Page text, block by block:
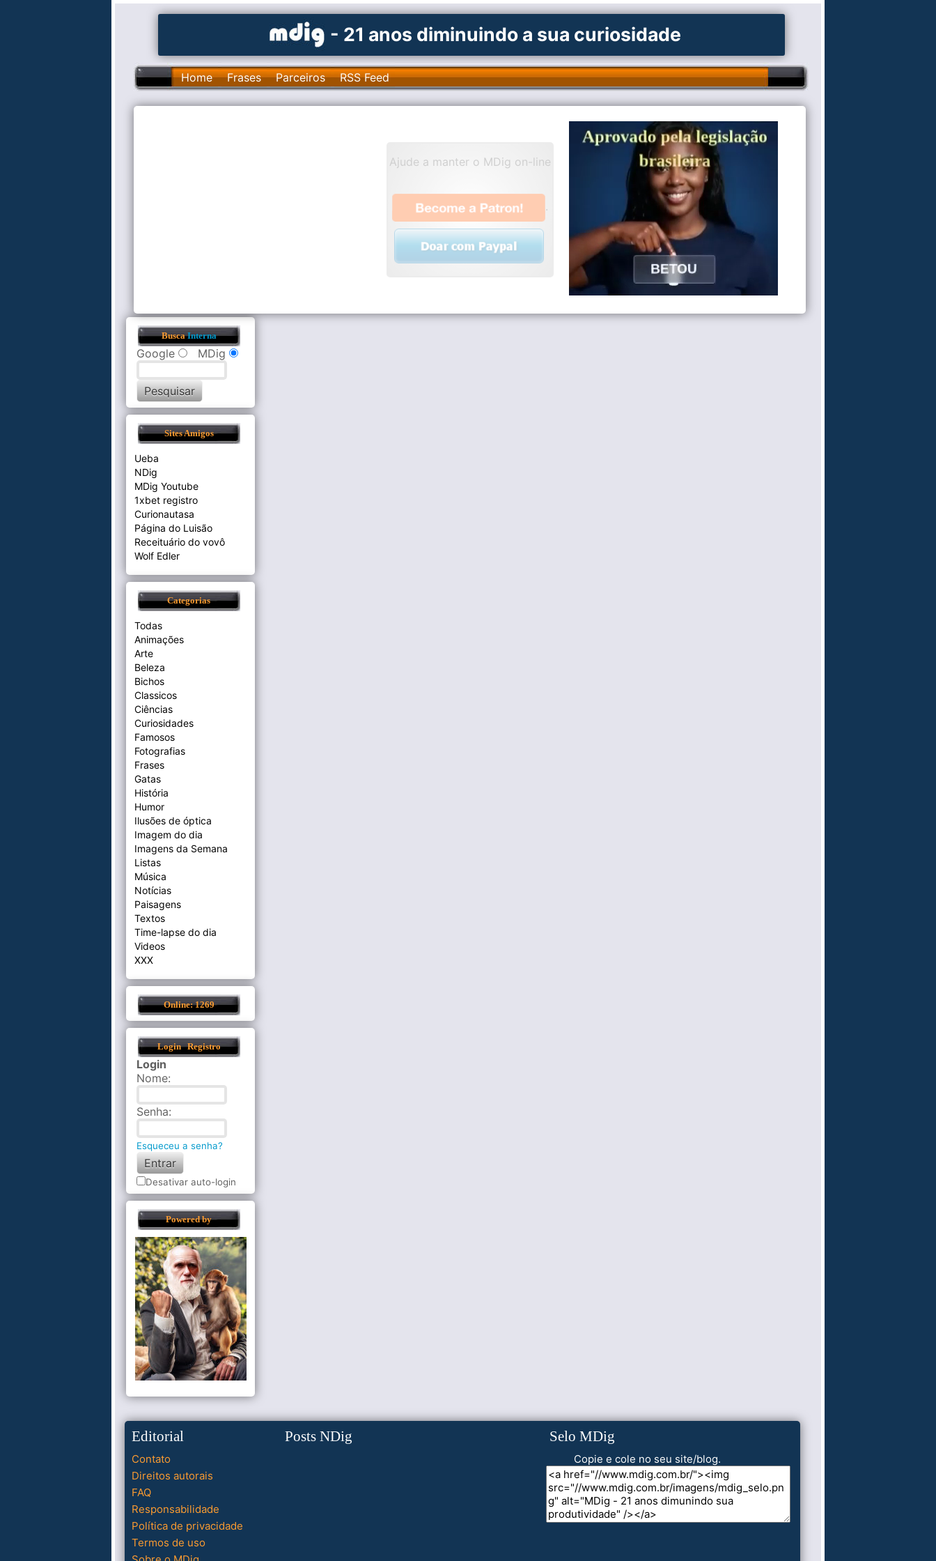
- 21 anos diminuindo a sua curiosidade
Home Frases Parceiros RSS Feed
Ajude a manter o MDig on-line
.
BuscaInterna
Google MDig
Sites Amigos
Ueba
NDig
MDig Youtube
1xbet registro
Curionautasa
Página do Luisão
Receituário do vovô
Wolf Edler
Categorias
Todas
Animações
Arte
Beleza
Bichos
Classicos
Ciências
Curiosidades
Famosos
Fotografias
Frases
Gatas
História
Humor
Ilusões de óptica
Imagem do dia
Imagens da Semana
Listas
Música
Notícias
Paisagens
Textos
Time-lapse do dia
Videos
XXX
Online: 1269
Login Registro
Login
Nome:
Senha:
Esqueceu a senha?
Desativar auto-login
Powered by
Editorial
Contato
Direitos autorais
FAQ
Responsabilidade
Política de privacidade
Termos de uso
Posts NDig Selo MDig
Copie e cole no seu site/blog.